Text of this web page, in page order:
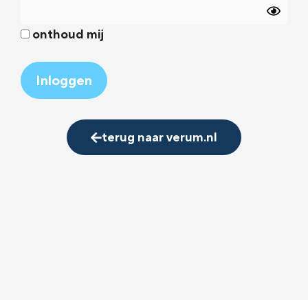
onthoud mij
terug naar verum.nl